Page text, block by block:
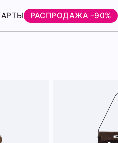
РАСПРОДАЖА -90%